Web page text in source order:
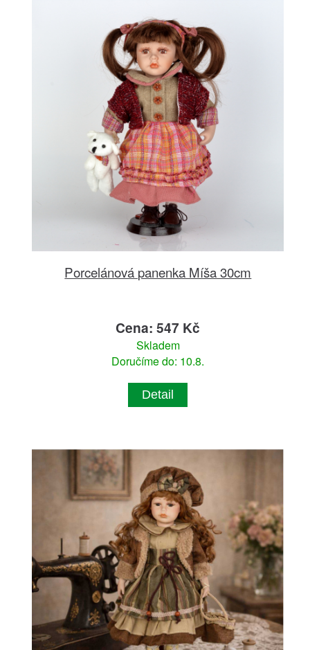
Porcelánová panenka Míša 30cm
Cena: 547 Kč
Skladem
Doručíme do: 10.8.
Detail